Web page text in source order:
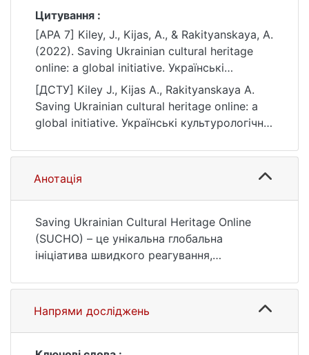
Цитування :
[APA 7] Kiley, J., Kijas, A., & Rakityanskaya, A.
(2022). Saving Ukrainian cultural heritage
online: a global initiative. Українські
культурологічні студії, (2 (11)), 87–89.
https://doi.org/10.17721/UCS.2022.2(11).17
[ДСТУ] Kiley J., Kijas A., Rakityanskaya A.
Saving Ukrainian cultural heritage online: a
global initiative. Українські культурологічні
https://doi.org/10.17721/UCS.2022.2(11).17
(date of access: 26.07.2026).
Анотація
Saving Ukrainian Cultural Heritage Online
(SUCHO) – це унікальна глобальна
ініціатива швидкого реагування,
культурної спадщини України, яка
перебуває під загрозою через російське
вторгнення. Проєкт об'єднує міжнародну
Напрями досліджень